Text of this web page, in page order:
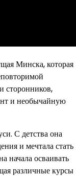
Минска, которая
сторонников,
и необычайную
С детства она
и мечтала стать
начала осваивать
различные курсы